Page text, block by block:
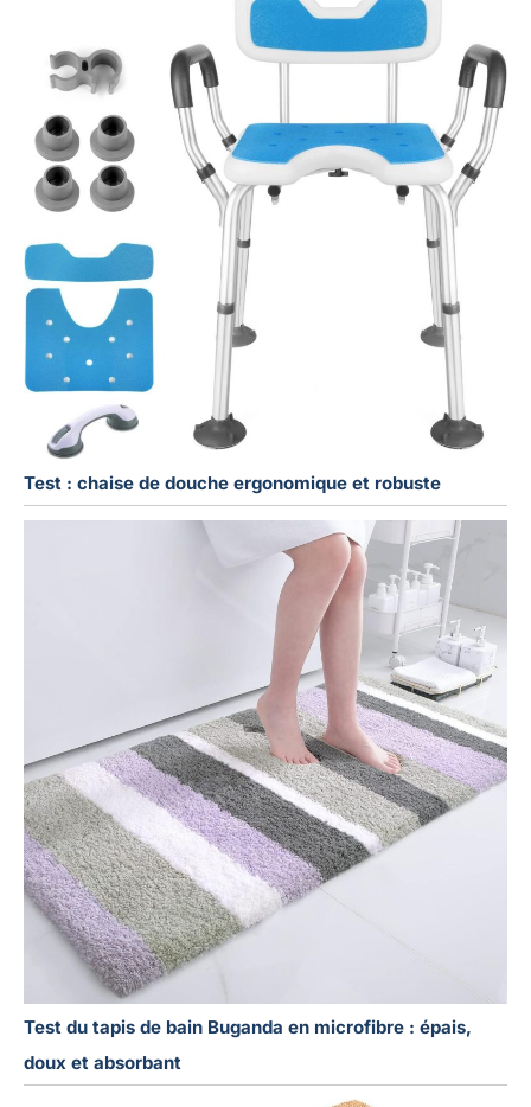
Test : chaise de douche ergonomique et robuste
Test du tapis de bain Buganda en microfibre : épais,
doux et absorbant